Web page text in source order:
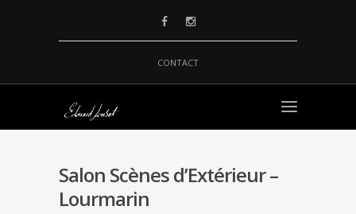
CONTACT
Salon Scènes d’Extérieur –
Lourmarin